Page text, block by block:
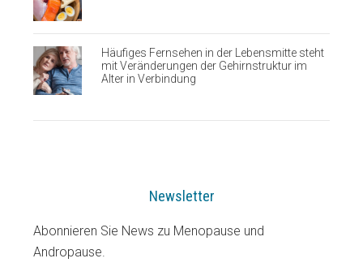
Häufiges Fernsehen in der Lebensmitte steht
mit Veränderungen der Gehirnstruktur im
Alter in Verbindung
Newsletter
Abonnieren Sie News zu Menopause und
Andropause.